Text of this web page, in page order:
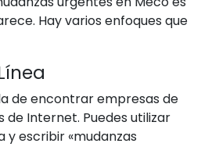
Hay varios enfoques que
de encontrar empresas de
de Internet. Puedes utilizar
y escribir «mudanzas